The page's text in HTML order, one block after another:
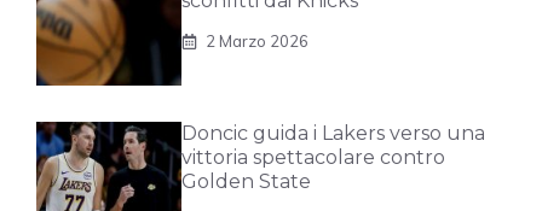
2 Marzo 2026
Doncic guida i Lakers verso una
vittoria spettacolare contro
Golden State